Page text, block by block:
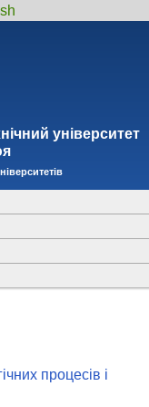
унiверситет
процесів і